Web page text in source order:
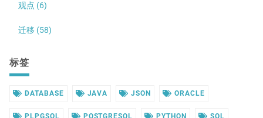
观点 (6)
迁移 (58)
标签
DATABASE JAVA JSON ORACLE
PLPGSQL POSTGRESQL PYTHON SQL